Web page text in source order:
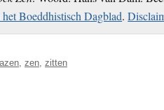
Boeddhistisch Dagblad.
zen zitten